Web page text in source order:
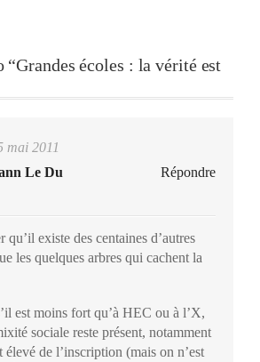
“Grandes écoles : la vérité est
mai 2011
Le Du
Répondre
qu’il existe des centaines d’autres
les quelques arbres qui cachent la
est moins fort qu’à HEC ou à l’X,
sociale reste présent, notamment
élevé de l’inscription (mais on n’est